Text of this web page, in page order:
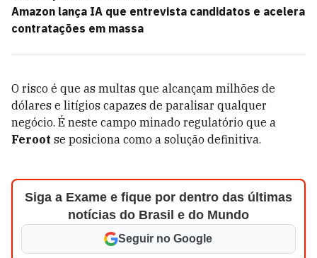
Amazon lança IA que entrevista candidatos e acelera
contratações em massa
O risco é que as multas que alcançam milhões de
dólares e litígios capazes de paralisar qualquer
negócio. É neste campo minado regulatório que a
Feroot se posiciona como a solução definitiva.
Siga a Exame e fique por dentro das últimas
notícias do Brasil e do Mundo
Seguir no Google